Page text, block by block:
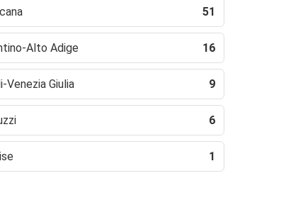
51
Alto Adige 16
Venezia Giulia 9
6
1